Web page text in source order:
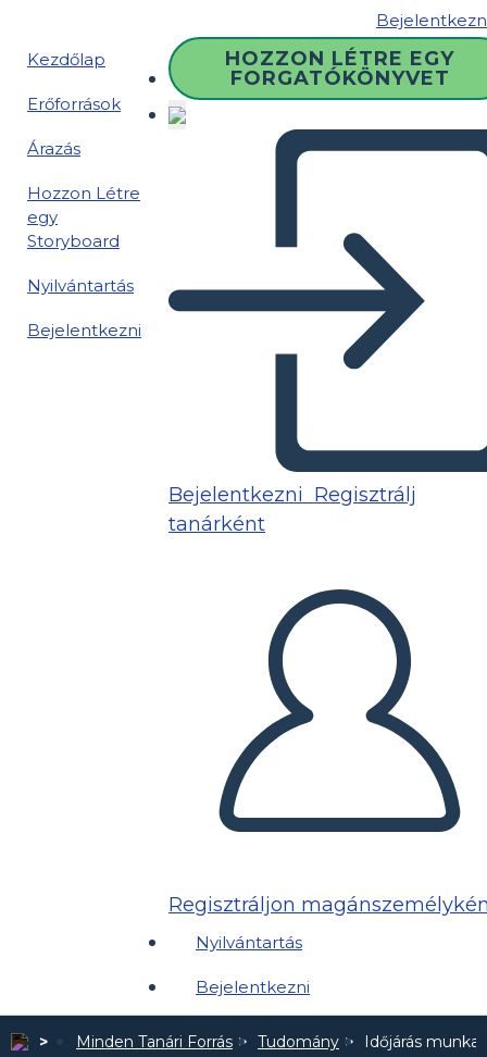
Kezdőlap
Erőforrások
Árazás
Hozzon Létre
egy
Storyboard
Nyilvántartás
Bejelentkezni
HOZZON LÉTRE EGY
FORGATÓKÖNYVET
Bejelentkezni Regisztrálj
tanárként
Regisztráljon
Nyilvántartás
Bejelentkezni
Minden Tanári Forrás Tudomány Időjárás